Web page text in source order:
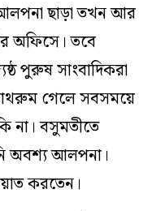
ছাড়া তখন আর
অফিসে। তবে
পুরুষ সাংবাদিকরা
গেলে সবসময়ে
না। বসুমতীতে
অবশ্য আলপনা।
করতেন।